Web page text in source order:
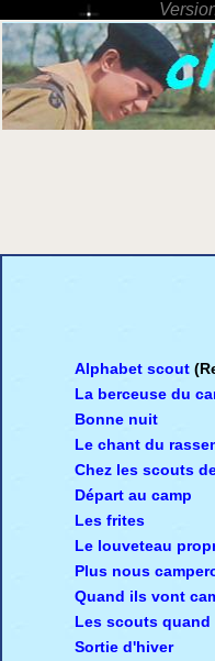
Alphabet scout
La berceuse du
Bonne nuit
Le chant du
Chez les scouts
Départ au camp
Les frites
Le louveteau
Plus nous
Quand ils vont
Les scouts
Sortie d'hiver